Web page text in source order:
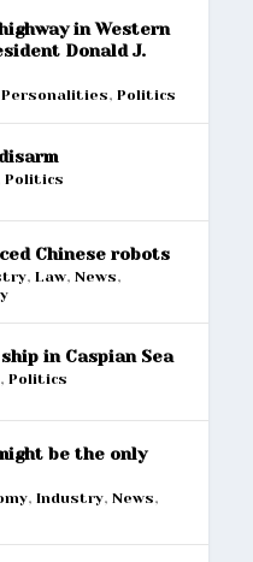
in Western
Donald J.
Personalities,Politics
Politics
Chinese robots
,Law,News,
in Caspian Sea
,Politics
be the only
,Industry,News,